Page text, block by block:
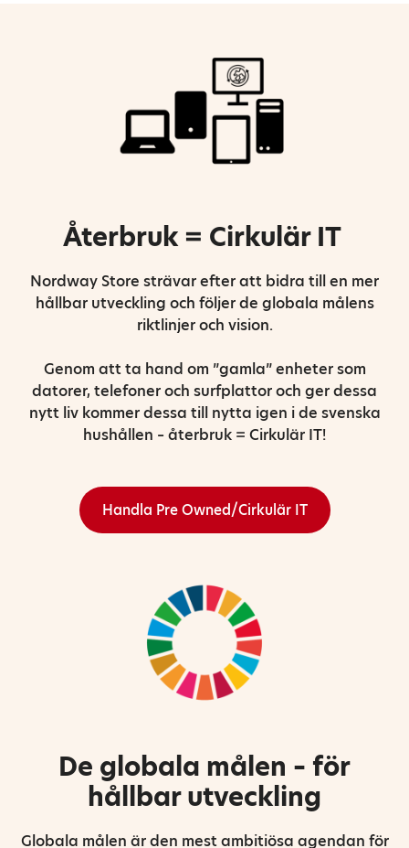
Återbruk = Cirkulär IT
Nordway Store strävar efter att bidra till en mer
hållbar utveckling och följer de globala målens
riktlinjer och vision.
Genom att ta hand om ”gamla” enheter som
datorer, telefoner och surfplattor och ger dessa
nytt liv kommer dessa till nytta igen i de svenska
hushållen – återbruk = Cirkulär IT!
Handla Pre Owned/Cirkulär IT
De globala målen – för
hållbar utveckling
Globala målen är den mest ambitiösa agendan för